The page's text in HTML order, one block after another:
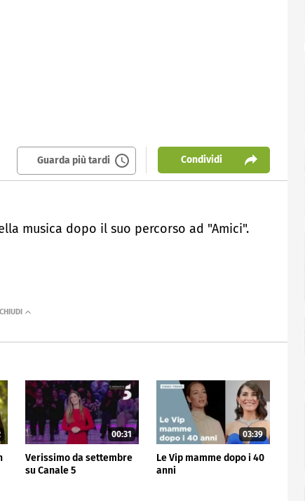
Guarda più tardi Condividi
musica dopo il suo percorso ad "Amici".
00:31
Verissimo da settembre
su Canale 5
03:39
Le Vip mamme dopo i 40
anni